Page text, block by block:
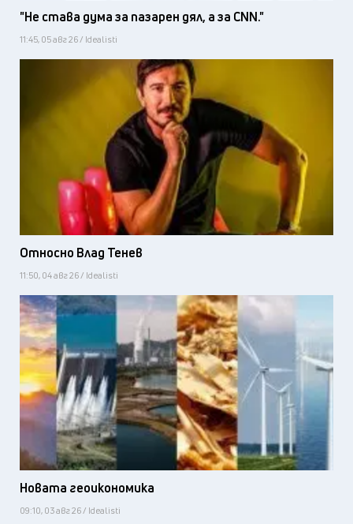
"Не става дума за пазарен дял, а за CNN."
11:45, 05 авг 26 / Idealisti
Относно Влад Тенев
11:50, 04 авг 26 / Idealisti
Новата геоикономика
09:10, 03 авг 26 / Idealisti